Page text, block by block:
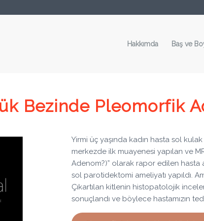
Hakkımda Baş ve
Bezinde Pleomorfik
Yirmi üç yaşında kadın hasta sol
merkezde ilk muayenesi yapılan ve
Adenom?)” olarak rapor edilen hasta
sol parotidektomi ameliyatı yapıldı.
Çıkartılan kitlenin histopatolojik
sonuçlandı ve böylece hastamızın